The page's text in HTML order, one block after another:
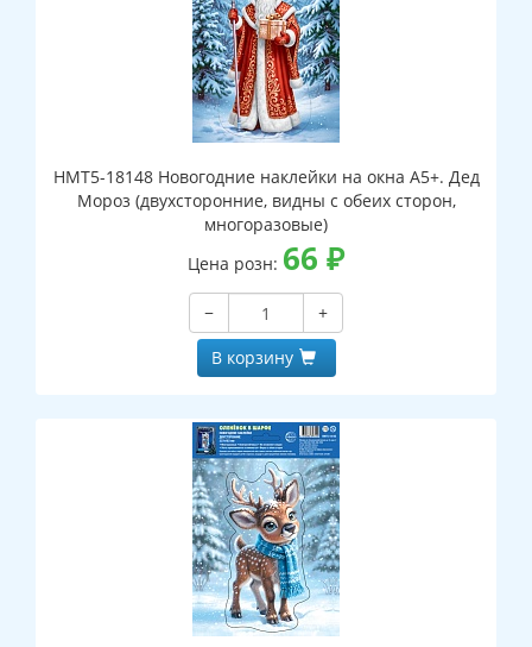
НМТ5-18148 Новогодние наклейки на окна А5+. Дед
Мороз (двухсторонние, видны с обеих сторон,
многоразовые)
Цена розн: 66 ₽
−
+
В корзину